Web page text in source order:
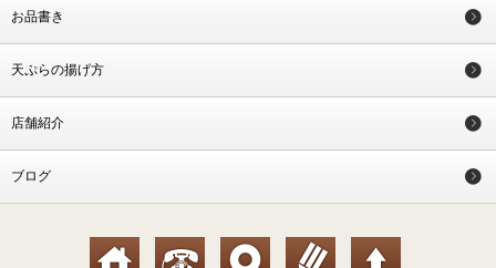
お品書き
天ぷらの揚げ方
店舗紹介
ブログ